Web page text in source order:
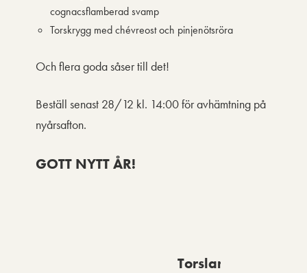
cognacsflamberad svamp
Torskrygg med chévreost och pinjenötsröra
Och flera goda såser till det!
Beställ senast 28/12 kl. 14:00 för avhämtning på
nyårsafton.
GOTT NYTT ÅR!
Torslanda